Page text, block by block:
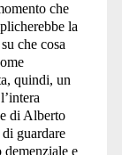
che
la
che cosa
quindi, un
di Alberto
guardare
e